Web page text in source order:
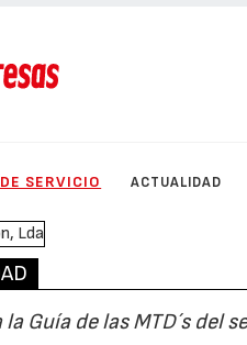
SERVICIO ACTUALIDAD
Guía de las MTD´s del